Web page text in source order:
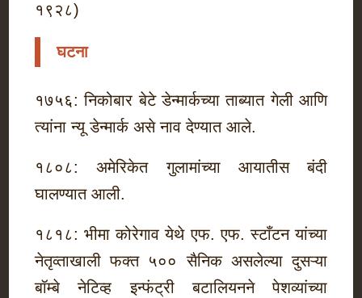
१९२८)
घटना
१७५६: निकोबार बेटे डेन्मार्कच्या ताब्यात गेली आणि
त्यांना न्यू डेन्मार्क असे नाव देण्यात आले.
१८०८: अमेरिकेत गुलामांच्या आयातीस बंदी
घालण्यात आली.
१८१८: भीमा कोरेगाव येथे एफ. एफ. स्टाँटन यांच्या
नेतृव्ताखाली फक्त ५०० सैनिक असलेल्या दुसऱ्या
बॉम्बे नेटिव्ह इन्फंट्री बटालियनने पेशव्यांच्या